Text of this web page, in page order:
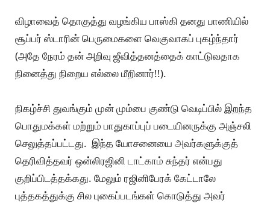
விழாவைத் தொகுத்து வழங்கிய பாஸ்கி தனது பாணியில்
சூப்பர் ஸ்டாரின் பெருமைகளை வெகுவாகப் புகழ்ந்தார்
(அதே நேரம் தன் அறிவு ஜீவித்தனத்தைக் காட்டுவதாக
நினைத்து நிறைய எல்லை மீறினார்!!).
நிகழ்ச்சி துவங்கும் முன் மும்பை குண்டு வெடிப்பில் இறந்த
பொதுமக்கள் மற்றும் பாதுகாப்புப் படையினருக்கு அஞ்சலி
செலுத்தப்பட்டது. இந்த யோசனையை அவர்களுக்குத்
தெரிவித்தவர் ஒன்லிரஜினி டாட்காம் சுந்தர் என்பது
குறிப்பிடத்தக்கது. மேலும் ரஜினிபேரக் கேட்டாலே
புத்தகத்துக்கு சில புகைப்படங்கள் கொடுத்து அவர்